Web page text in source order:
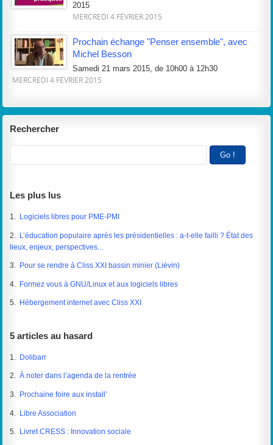
2015
MERCREDI 4 FÉVRIER 2015
Prochain échange "Penser ensemble", avec
Michel Besson
Samedi 21 mars 2015, de 10h00 à 12h30
MERCREDI 4 FÉVRIER 2015
Rechercher
Les plus lus
1. Logiciels libres pour PME-PMI
2.
L’éducation populaire après les présidentielles : a-t-elle failli ? État des
lieux, enjeux, perspectives...
3. Pour se rendre à Cliss XXI bassin minier (Liévin)
4. Formez vous à GNU/Linux et aux logiciels libres
5. Hébergement internet avec Cliss XXI
5 articles au hasard
1. Dolibarr
2.À noter dans l’agenda de la rentrée
3. Prochaine foire aux install’
4. Libre Association
5. Livret CRESS : Innovation sociale